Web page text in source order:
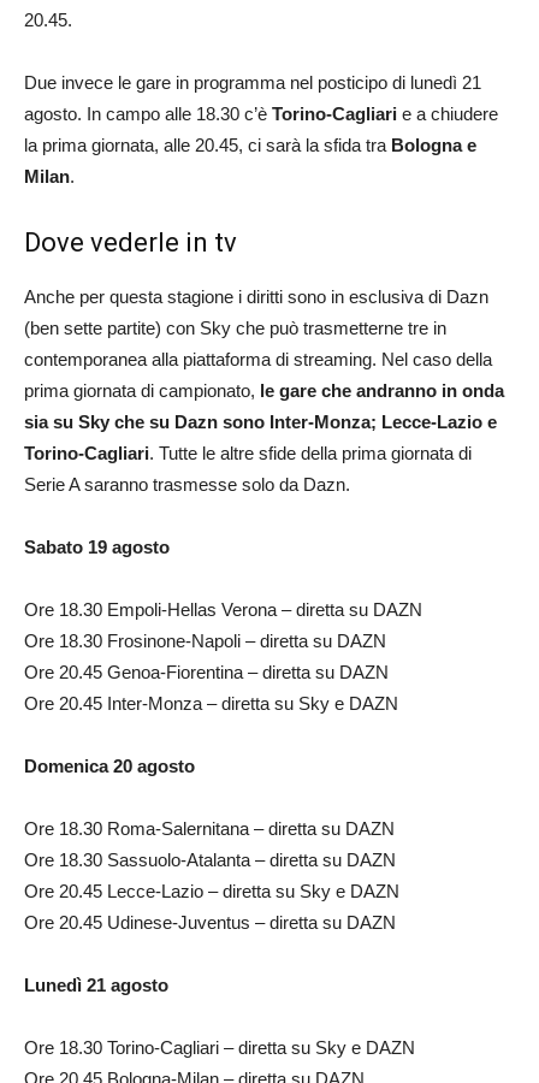
20.45.
Due invece le gare in programma nel posticipo di lunedì 21
agosto. In campo alle 18.30 c’è Torino-Cagliari e a chiudere
la prima giornata, alle 20.45, ci sarà la sfida tra Bologna e
Milan.
Dove vederle in tv
Anche per questa stagione i diritti sono in esclusiva di Dazn
(ben sette partite) con Sky che può trasmetterne tre in
contemporanea alla piattaforma di streaming. Nel caso della
prima giornata di campionato, le gare che andranno in onda
sia su Sky che su Dazn sono Inter-Monza; Lecce-Lazio e
Torino-Cagliari. Tutte le altre sfide della prima giornata di
Serie A saranno trasmesse solo da Dazn.
Sabato 19 agosto
Ore 18.30 Empoli-Hellas Verona – diretta su DAZN
Ore 18.30 Frosinone-Napoli – diretta su DAZN
Ore 20.45 Genoa-Fiorentina – diretta su DAZN
Ore 20.45 Inter-Monza – diretta su Sky e DAZN
Domenica 20 agosto
Ore 18.30 Roma-Salernitana – diretta su DAZN
Ore 18.30 Sassuolo-Atalanta – diretta su DAZN
Ore 20.45 Lecce-Lazio – diretta su Sky e DAZN
Ore 20.45 Udinese-Juventus – diretta su DAZN
Lunedì 21 agosto
Ore 18.30 Torino-Cagliari – diretta su Sky e DAZN
Ore 20.45 Bologna-Milan – diretta su DAZN